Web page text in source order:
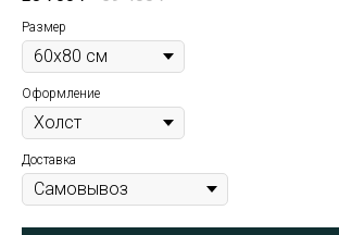
Размер
Оформление
Доставка